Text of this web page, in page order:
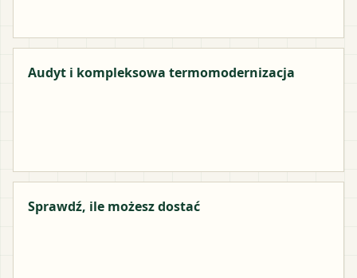
Audyt i kompleksowa termomodernizacja
Sprawdź, ile możesz dostać